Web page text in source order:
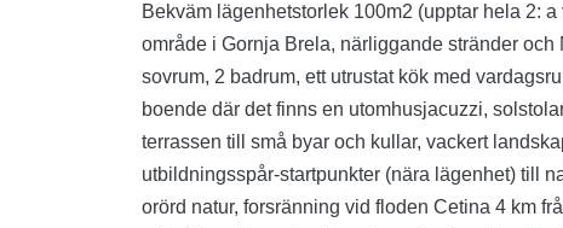
Bekväm lägenhetstorlek 100m2 (upptar hela 2:
område i Gornja Brela, närliggande stränder
sovrum, 2 badrum, ett utrustat kök med
boende där det finns en utomhusjacuzzi,
terrassen till små byar och kullar, vackert
utbildningsspår-startpunkter (nära lägenhet) till
orörd natur, forsränning vid floden Cetina 4 km